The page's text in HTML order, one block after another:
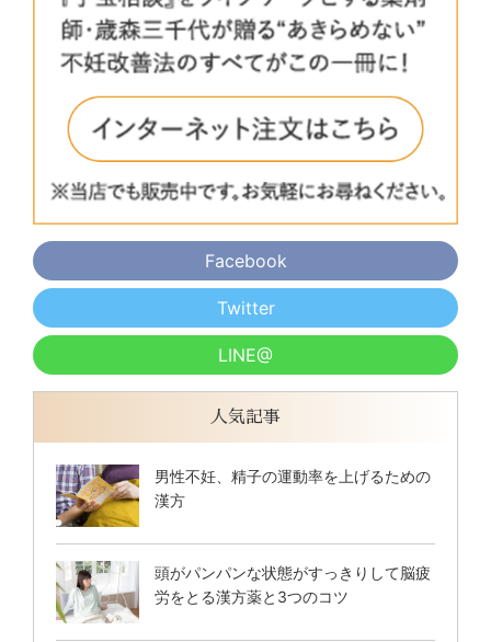
Facebook
Twitter
LINE@
人気記事
男性不妊、精子の運動率を上げるための
漢方
頭がパンパンな状態がすっきりして脳疲
労をとる漢方薬と3つのコツ